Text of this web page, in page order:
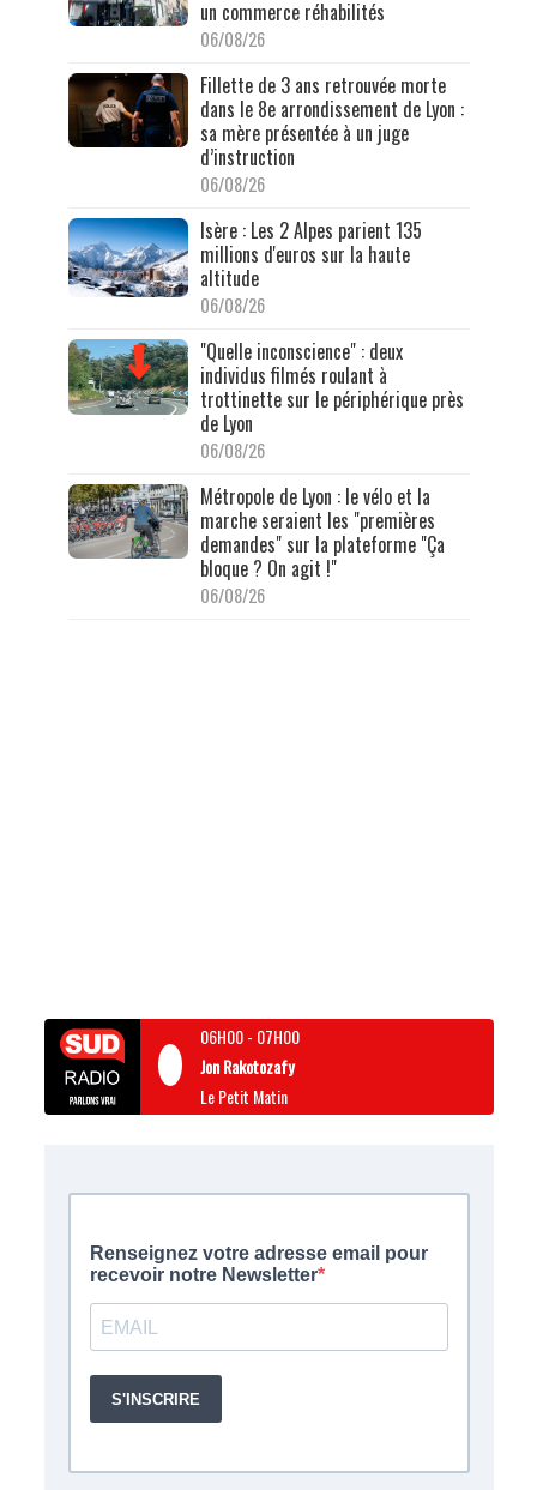
un commerce réhabilités
06/08/26
Fillette de 3 ans retrouvée morte
dans le 8e arrondissement de Lyon :
sa mère présentée à un juge
d’instruction
06/08/26
Isère : Les 2 Alpes parient 135
millions d'euros sur la haute
altitude
06/08/26
"Quelle inconscience" : deux
individus filmés roulant à
trottinette sur le périphérique près
de Lyon
06/08/26
Métropole de Lyon : le vélo et la
marche seraient les "premières
demandes" sur la plateforme "Ça
bloque ? On agit !"
06/08/26
06H00- 07H00
Jon Rakotozafy
Le Petit Matin